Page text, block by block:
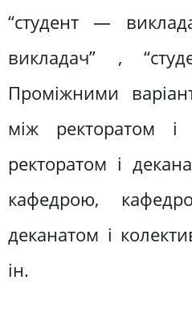
“студент —
викладач” ,
Проміжними
між ректоратом і
ректоратом і
кафедрою,
деканатом і
ін.